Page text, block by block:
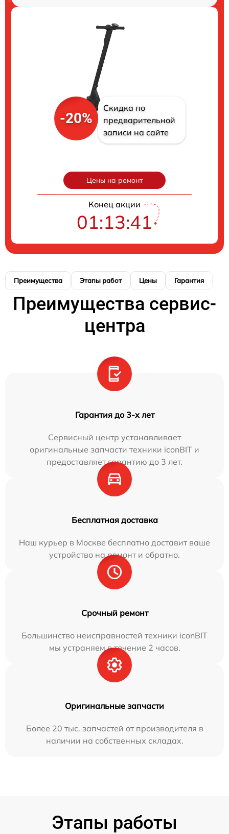
-20%
Скидка по
предварительной
записи на сайте
Цены на ремонт
Конец акции
01:13:40
Преимущества Этапы работ Цены Гарантия
Преимущества сервис-
центра
Гарантия до 3-х лет
Сервисный центр устанавливает
оригинальные запчасти техники iconBIT и
предоставляет гарантию до 3 лет.
Бесплатная доставка
Наш курьер в Москве бесплатно доставит ваше
устройство на ремонт и обратно.
Срочный ремонт
Большинство неисправностей техники iconBIT
мы устраняем в течение 2 часов.
Оригинальные запчасти
Более 20 тыс. запчастей от производителя в
наличии на собственных складах.
Этапы работы